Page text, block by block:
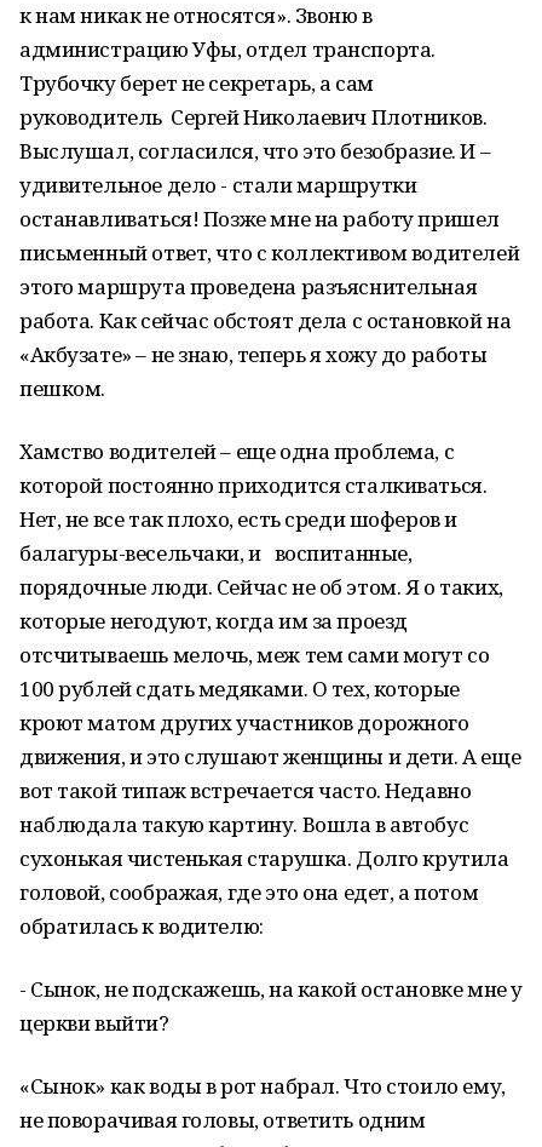
к нам никак не относятся». Звоню в
администрацию Уфы, отдел транспорта.
Трубочку берет не секретарь, а сам
руководитель Сергей Николаевич Плотников.
Выслушал, согласился, что это безобразие. И –
удивительное дело - стали маршрутки
останавливаться! Позже мне на работу пришел
письменный ответ, что с коллективом водителей
этого маршрута проведена разъяснительная
работа. Как сейчас обстоят дела с остановкой на
«Акбузате» – не знаю, теперь я хожу до работы
пешком.
Хамство водителей – еще одна проблема, с
которой постоянно приходится сталкиваться.
Нет, не все так плохо, есть среди шоферов и
балагуры-весельчаки, и воспитанные,
порядочные люди. Сейчас не об этом. Я о таких,
которые негодуют, когда им за проезд
отсчитываешь мелочь, меж тем сами могут со
100 рублей сдать медяками. О тех, которые
кроют матом других участников дорожного
движения, и это слушают женщины и дети. А еще
вот такой типаж встречается часто. Недавно
наблюдала такую картину. Вошла в автобус
сухонькая чистенькая старушка. Долго крутила
головой, соображая, где это она едет, а потом
обратилась к водителю:
- Сынок, не подскажешь, на какой остановке мне у
церкви выйти?
«Сынок» как воды в рот набрал. Что стоило ему,
не поворачивая головы, ответить одним